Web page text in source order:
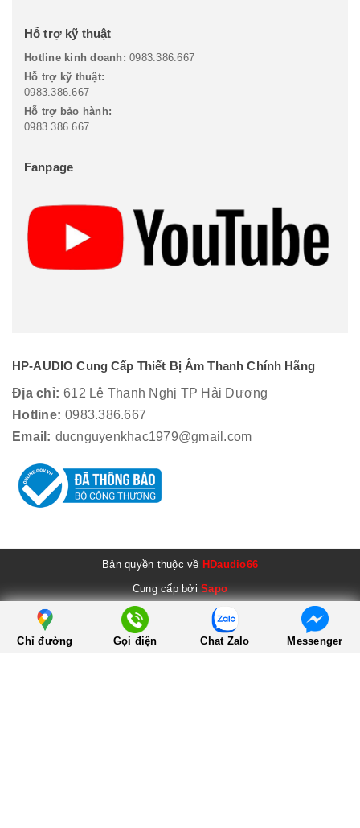
Hỗ trợ kỹ thuật
Hotline kinh doanh: 0983.386.667
Hỗ trợ kỹ thuật:
0983.386.667
Hỗ trợ bảo hành:
0983.386.667
Fanpage
HP-AUDIO Cung Cấp Thiết Bị Âm Thanh Chính Hãng
Địa chỉ: 612 Lê Thanh Nghị TP Hải Dương
Hotline: 0983.386.667
Email: ducnguyenkhac1979@gmail.com
Bản quyền thuộc về HDaudio66
Cung cấp bởiSapo
Chỉ đường Gọi điện Chat Zalo Messenger